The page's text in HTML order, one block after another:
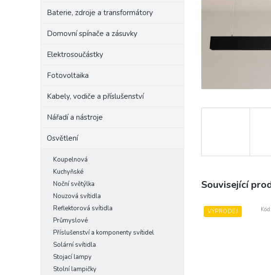
Baterie, zdroje a transformátory
Domovní spínače a zásuvky
Elektrosoučástky
Fotovoltaika
Kabely, vodiče a příslušenství
Nářadí a nástroje
Osvětlení
Koupelnová
Kuchyňské
Noční světýlka
Nouzová svítidla
Reflektorová svítidla
Průmyslové
Příslušenství a komponenty svítidel
Solární svítidla
Stojací lampy
Stolní lampičky
Související
VÝPRODEJ Kód: